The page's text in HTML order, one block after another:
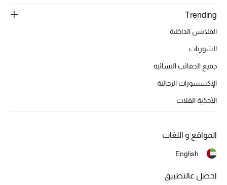
الديكورات والإكسسوارات
الأثاث
الشراشف
الشموع والعطور المنزلية
Trending
الملابس الداخلية
الشورتات
جميع الحقائب النسائية
الإكسسورات الرجالية
الأحذية الفلات
المواقع و اللغات
English
احصل عالتطبيق